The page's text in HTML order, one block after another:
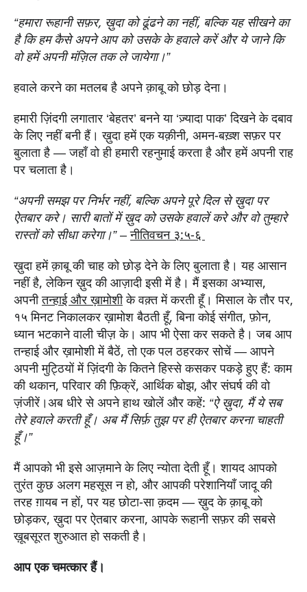
“हमारा रूहानी सफ़र, ख़ुदा को ढूंढने का नहीं, बल्कि यह सीखने का
है कि हम कैसे अपने आप को उसके के हवाले करें और ये जाने कि
वो हमें अपनी मंज़िल तक ले जायेगा।”
हवाले करने का मतलब है अपने क़ाबू को छोड़ देना।
हमारी ज़िंदगी लगातार ‘बेहतर’ बनने या ‘ज़्यादा पाक’ दिखने के दबाव
के लिए नहीं बनी हैं। ख़ुदा हमें एक यक़ीनी, अमन-बख़्श सफ़र पर
बुलाता है — जहाँ वो ही हमारी रहनुमाई करता है और हमें अपनी राह
पर चलाता है।
“अपनी समझ पर निर्भर नहीं, बल्कि अपने पूरे दिल से ख़ुदा पर
ऐतबार करे। सारी बातों में ख़ुद को उसके हवालें करे और वो तुम्हारे
रास्तों को सीधा करेगा।”–नीतिवचन ३:५-६
ख़ुदा हमें क़ाबू की चाह को छोड़ देने के लिए बुलाता है। यह आसान
नहीं है, लेकिन ख़ुद की आज़ादी इसी में है। मैं इसका अभ्यास,
अपनीतन्हाई और ख़ामोशीके वक़्त में करती हूँ। मिसाल के तौर पर,
१५ मिनट निकालकर ख़ामोश बैठती हूँ, बिना कोई संगीत, फ़ोन,
ध्यान भटकाने वाली चीज़ के। आप भी ऐसा कर सकते है। जब आप
तन्हाई और ख़ामोशी में बैठें, तो एक पल ठहरकर सोचें — आपने
अपनी मुट्ठियों में ज़िंदगी के कितने हिस्से कसकर पकड़े हुए हैं: काम
की थकान, परिवार की फ़िक्रें, आर्थिक बोझ, और संघर्ष की वो
ज़ंजीरें।अब धीरे से अपने हाथ खोलें और कहें: “ऐ ख़ुदा, मैं ये सब
तेरे हवाले करती हूँ। अब मैं सिर्फ़ तुझ पर ही ऐतबार करना चाहती
हूँ।”
मैं आपको भी इसे आज़माने के लिए न्योता देती हूँ। शायद आपको
तुरंत कुछ अलग महसूस न हो, और आपकी परेशानियाँ जादू की
तरह ग़ायब न हों, पर यह छोटा-सा क़दम — ख़ुद के क़ाबू को
छोड़कर, ख़ुदा पर ऐतबार करना, आपके रूहानी सफ़र की सबसे
ख़ूबसूरत शुरुआत हो सकती है।
आप एक चमत्कार हैं।